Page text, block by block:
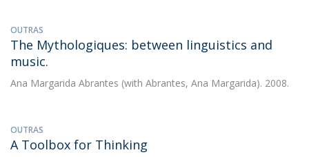
OUTRAS
The Mythologiques: between linguistics and
music.
Ana Margarida Abrantes (with Abrantes, Ana Margarida). 2008.
OUTRAS
A Toolbox for Thinking